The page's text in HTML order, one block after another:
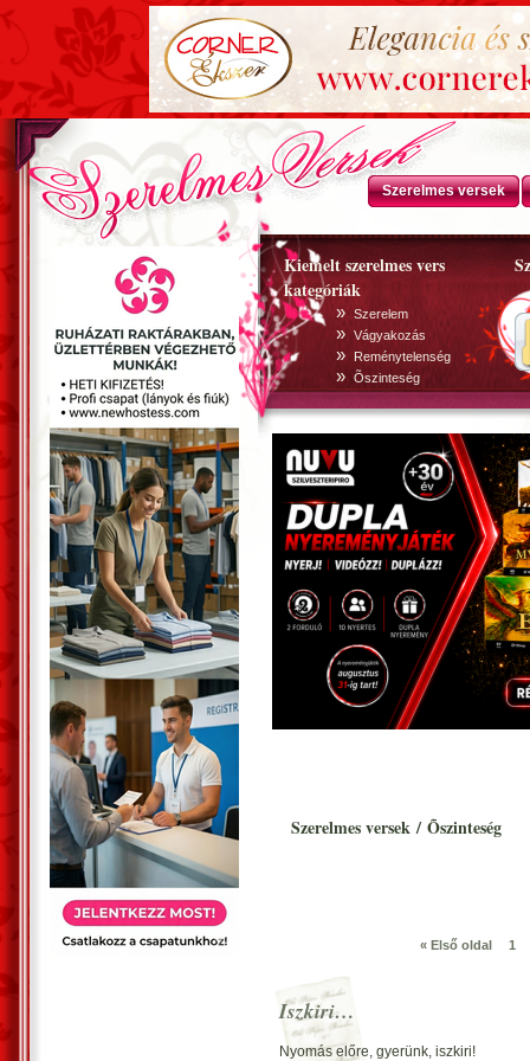
Szerelmes versek
Kiemelt szerelmes vers
kategóriák
» Szerelem
» Vágyakozás
» Reménytelenség
» Õszinteség
Szerelmes versek / Õszinteség
« Első oldal 1
Iszkiri…
Nyomás előre, gyerünk, iszkiri!